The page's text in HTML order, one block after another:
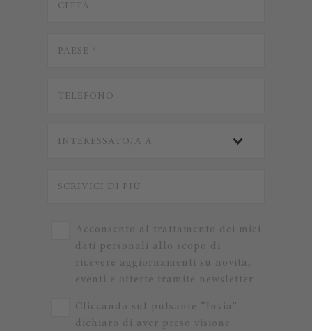
Acconsento al trattamento dei miei
dati personali allo scopo di
ricevere aggiornamenti su novità,
eventi e offerte tramite newsletter
Cliccando sul pulsante “Invia”
dichiaro di aver preso visione